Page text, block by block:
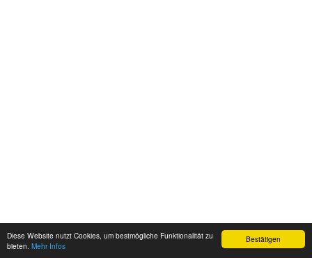
Bestätigen
Diese Website nutzt Cookies, um bestmögliche Funktionalität zu
bieten. Mehr Infos